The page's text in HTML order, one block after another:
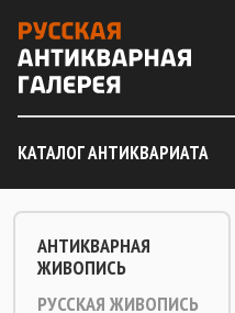
КАТАЛОГ АНТИКВАРИАТА
АНТИКВАРНАЯ
ЖИВОПИСЬ
РУССКАЯ ЖИВОПИСЬ